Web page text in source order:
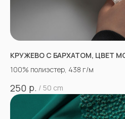
КРУЖЕВО С БАРХАТОМ, ЦВЕТ
100% полиэстер, 438 г/м
250 р. / 50 cm